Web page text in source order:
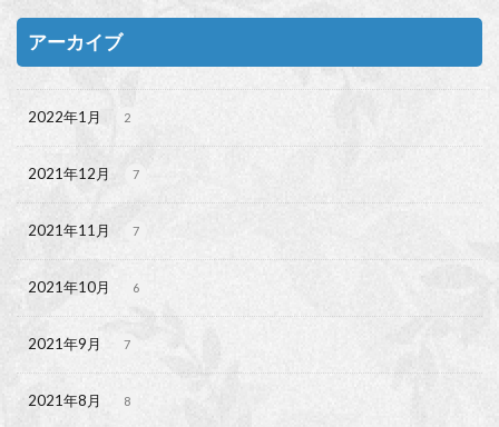
アーカイブ
2022年1月 2
2021年12月 7
2021年11月 7
2021年10月 6
2021年9月 7
2021年8月 8